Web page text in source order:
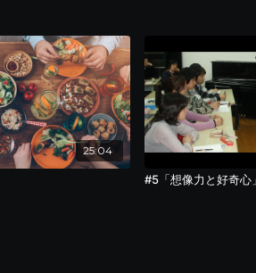
25:04
#5「想像力と好奇心」